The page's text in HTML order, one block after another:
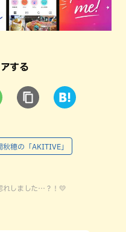
する
秋穂の「AKITIVE」
れしました…？！💛